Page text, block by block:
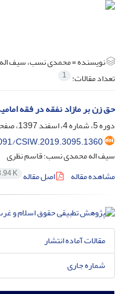
نویسنده =محمدی نسب، سیف اله
تعداد مقالات: 1
حق زن بر مازاد نفقه در فقه
دوره 5، شماره 4، اسفند 1397، صفحه
CSIW.2019.3095.1360
سیف اله محمدی نسب؛ قاسم نظری
مشاهده مقاله
اصل مقاله K
مقالات آماده انتشار
شماره جاری